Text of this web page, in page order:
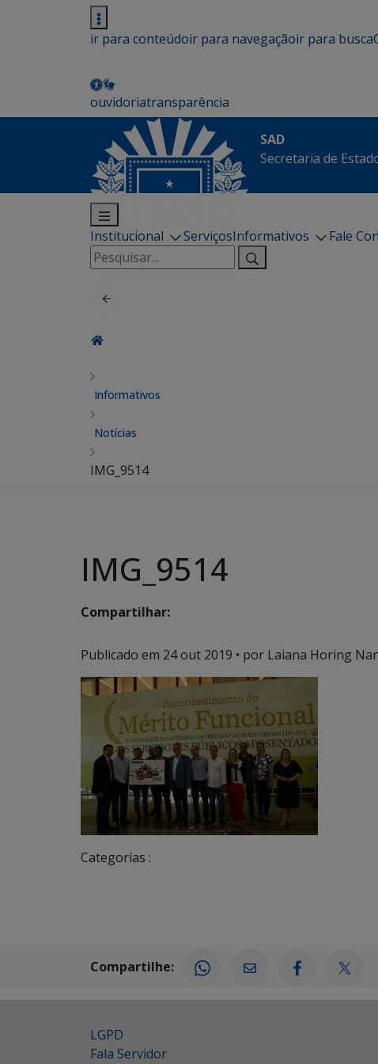
ir para conteúdoir para navegaçãoir para busca
ouvidoriatransparência
SAD
Secretaria de
Institucional ServiçosInformativos Fale
Pesquisar
por:
Informativos
Notícias
IMG_9514
IMG_9514
Compartilhar:
Publicado em 24 out 2019 • por Laiana Horing
Categorias :
Compartilhe:
LGPD
Fala Servidor